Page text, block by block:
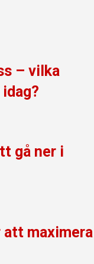
– vilka
gå ner i
maximera